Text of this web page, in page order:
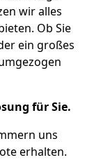
wir alles
Ob Sie
ein großes
für Sie.
uns
erhalten.